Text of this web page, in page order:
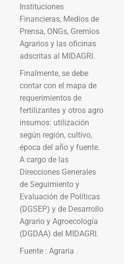
Instituciones
Financieras, Medios de
Prensa, ONGs, Gremios
Agrarios y las oficinas
adscritas al MIDAGRI.
Finalmente, se debe
contar con el mapa de
requerimientos de
fertilizantes y otros agro
insumos: utilización
según región, cultivo,
época del año y fuente.
A cargo de las
Direcciones Generales
de Seguimiento y
Evaluación de Políticas
(DGSEP) y de Desarrollo
Agrario y Agroecología
(DGDAA) del MIDAGRI.
Fuente : Agraria .